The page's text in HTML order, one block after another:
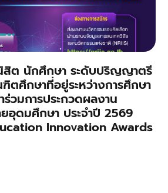
สิต นักศึกษา ระดับปริญญาตรี
ตศึกษาที่อยู่ระหว่างการศึกษา
ร่วมการประกวดผลงาน
อุดมศึกษา ประจำปี 2569
Innovation Awards